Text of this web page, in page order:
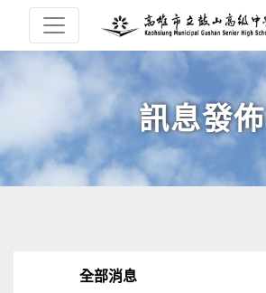
訊息發佈
全部消息